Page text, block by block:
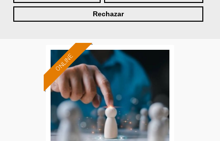
Rechazar
0 79
ONLINE
Formación 100%
subvencionada.
Para desempleados,
trabajadores y autónomos.
Sector